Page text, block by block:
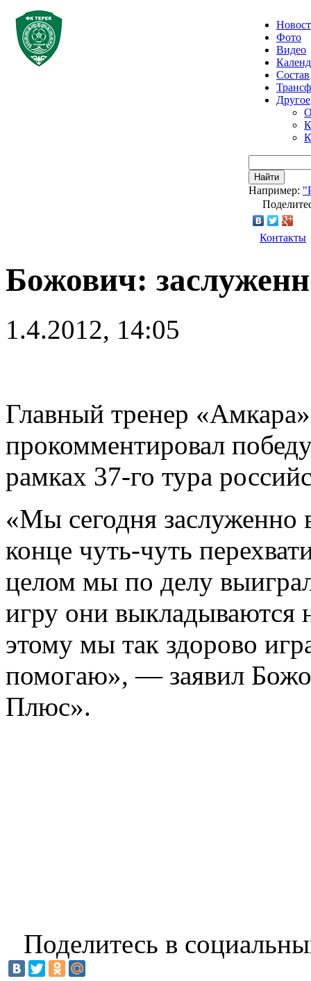
Фото
Видео
Состав
Другое
Найти
Например:
Контакты
Божович:
1.4.2012, 14:05
Главный тренер
прокомментировал
рамках 37-го тура
«Мы сегодня
конце чуть-чуть
целом мы по делу
игру они выкладываются
этому мы так здорово
помогаю», — заявил
Плюс».
Поделитесь в